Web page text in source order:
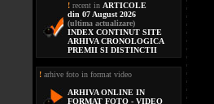
! recent in ARTICOLE
din 07 August 2026
(ultima actualizare)
INDEX CONTINUT SITE
ARHIVA CRONOLOGICA
PREMII SI DISTINCTII
! arhive foto in format video
ARHIVA ONLINE IN
FORMAT FOTO - VIDEO